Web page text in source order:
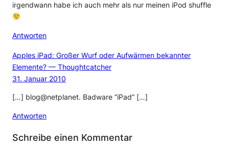
irgendwann habe ich auch mehr als nur meinen iPod shuffle
Antworten
Apples iPad: Großer Wurf oder Aufwärmen bekannter
Elemente? — Thoughtcatcher
31. Januar 2010
[…] blog@netplanet. Badware “iPad” […]
Antworten
Schreibe einen Kommentar